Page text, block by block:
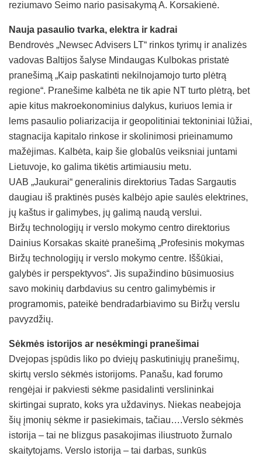
reziumavo Seimo nario pasisakymą A. Korsakienė.
Nauja pasaulio tvarka, elektra ir kadrai
Bendrovės „Newsec Advisers LT“ rinkos tyrimų ir analizės
vadovas Baltijos šalyse Mindaugas Kulbokas pristatė
pranešimą „Kaip paskatinti nekilnojamojo turto plėtrą
regione“. Pranešime kalbėta ne tik apie NT turto plėtrą, bet
apie kitus makroekonominius dalykus, kuriuos lemia ir
lems pasaulio poliarizacija ir geopolitiniai tektoniniai lūžiai,
stagnacija kapitalo rinkose ir skolinimosi prieinamumo
mažėjimas. Kalbėta, kaip šie globalūs veiksniai juntami
Lietuvoje, ko galima tikėtis artimiausiu metu.
UAB „Jaukurai“ generalinis direktorius Tadas Sargautis
daugiau iš praktinės pusės kalbėjo apie saulės elektrines,
jų kaštus ir galimybes, jų galimą naudą verslui.
Biržų technologijų ir verslo mokymo centro direktorius
Dainius Korsakas skaitė pranešimą „Profesinis mokymas
Biržų technologijų ir verslo mokymo centre. Iššūkiai,
galybės ir perspektyvos“. Jis supažindino būsimuosius
savo mokinių darbdavius su centro galimybėmis ir
programomis, pateikė bendradarbiavimo su Biržų verslu
pavyzdžių.
Sėkmės istorijos ar nesėkmingi pranešimai
Dvejopas įspūdis liko po dviejų paskutiniųjų pranešimų,
skirtų verslo sėkmės istorijoms. Panašu, kad forumo
rengėjai ir pakviesti sėkme pasidalinti verslininkai
skirtingai suprato, koks yra uždavinys. Niekas neabejoja
šių įmonių sėkme ir pasiekimais, tačiau….Verslo sėkmės
istorija – tai ne blizgus pasakojimas iliustruoto žurnalo
skaitytojams. Verslo istorija – tai darbas, sunkūs